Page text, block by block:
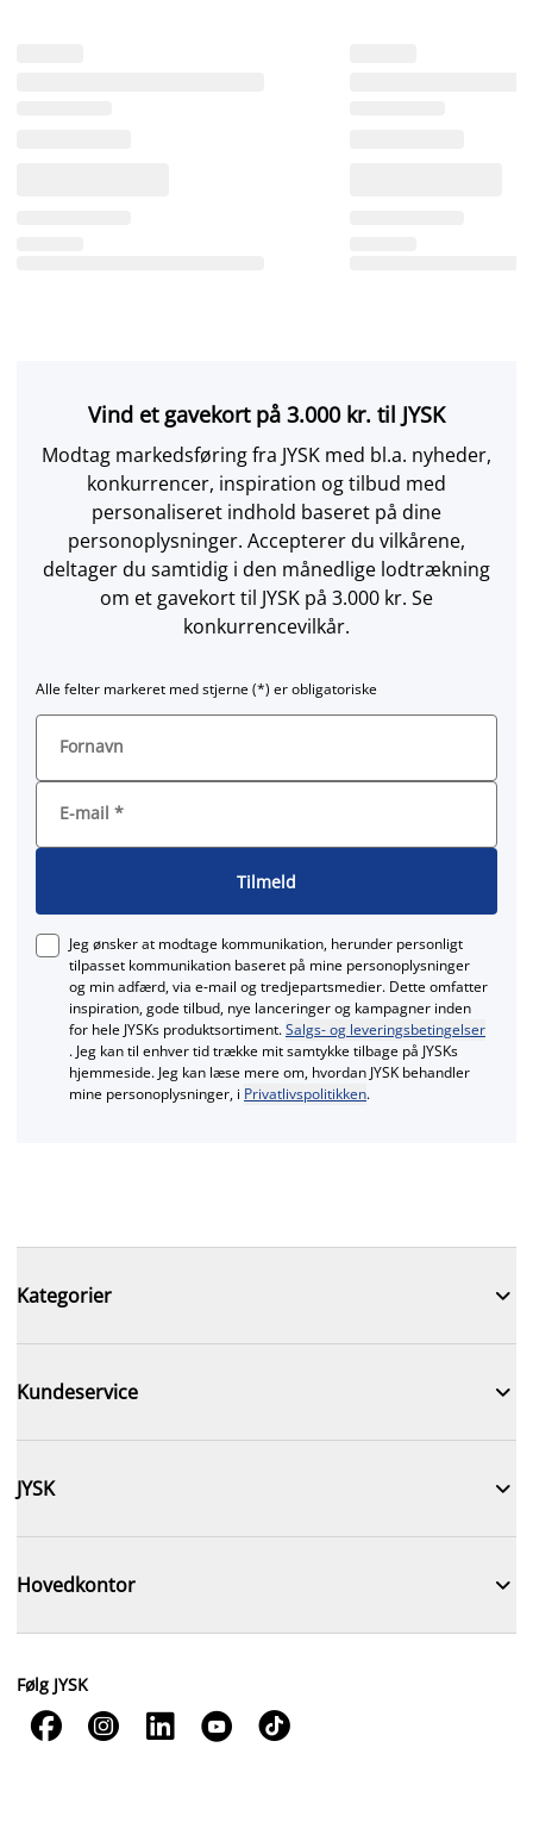
Vind et gavekort på 3.000 kr. til JYSK
Modtag markedsføring fra JYSK med bl.a. nyheder,
konkurrencer, inspiration og tilbud med
personaliseret indhold baseret på dine
personoplysninger. Accepterer du vilkårene,
deltager du samtidig i den månedlige lodtrækning
om et gavekort til JYSK på 3.000 kr. Se
konkurrencevilkår.
Alle felter markeret med stjerne (*) er obligatoriske
Fornavn
E-mail *
Tilmeld
Jeg ønsker at modtage kommunikation, herunder personligt
tilpasset kommunikation baseret på mine personoplysninger
og min adfærd, via e‑mail og tredjepartsmedier. Dette omfatter
inspiration, gode tilbud, nye lanceringer og kampagner inden
for hele JYSKs produktsortiment.Salgs- og leveringsbetingelser
. Jeg kan til enhver tid trække mit samtykke tilbage på JYSKs
hjemmeside. Jeg kan læse mere om, hvordan JYSK behandler
mine personoplysninger, i Privatlivspolitikken.
Kategorier 
Kundeservice 
JYSK 
Hovedkontor 
Følg JYSK
    